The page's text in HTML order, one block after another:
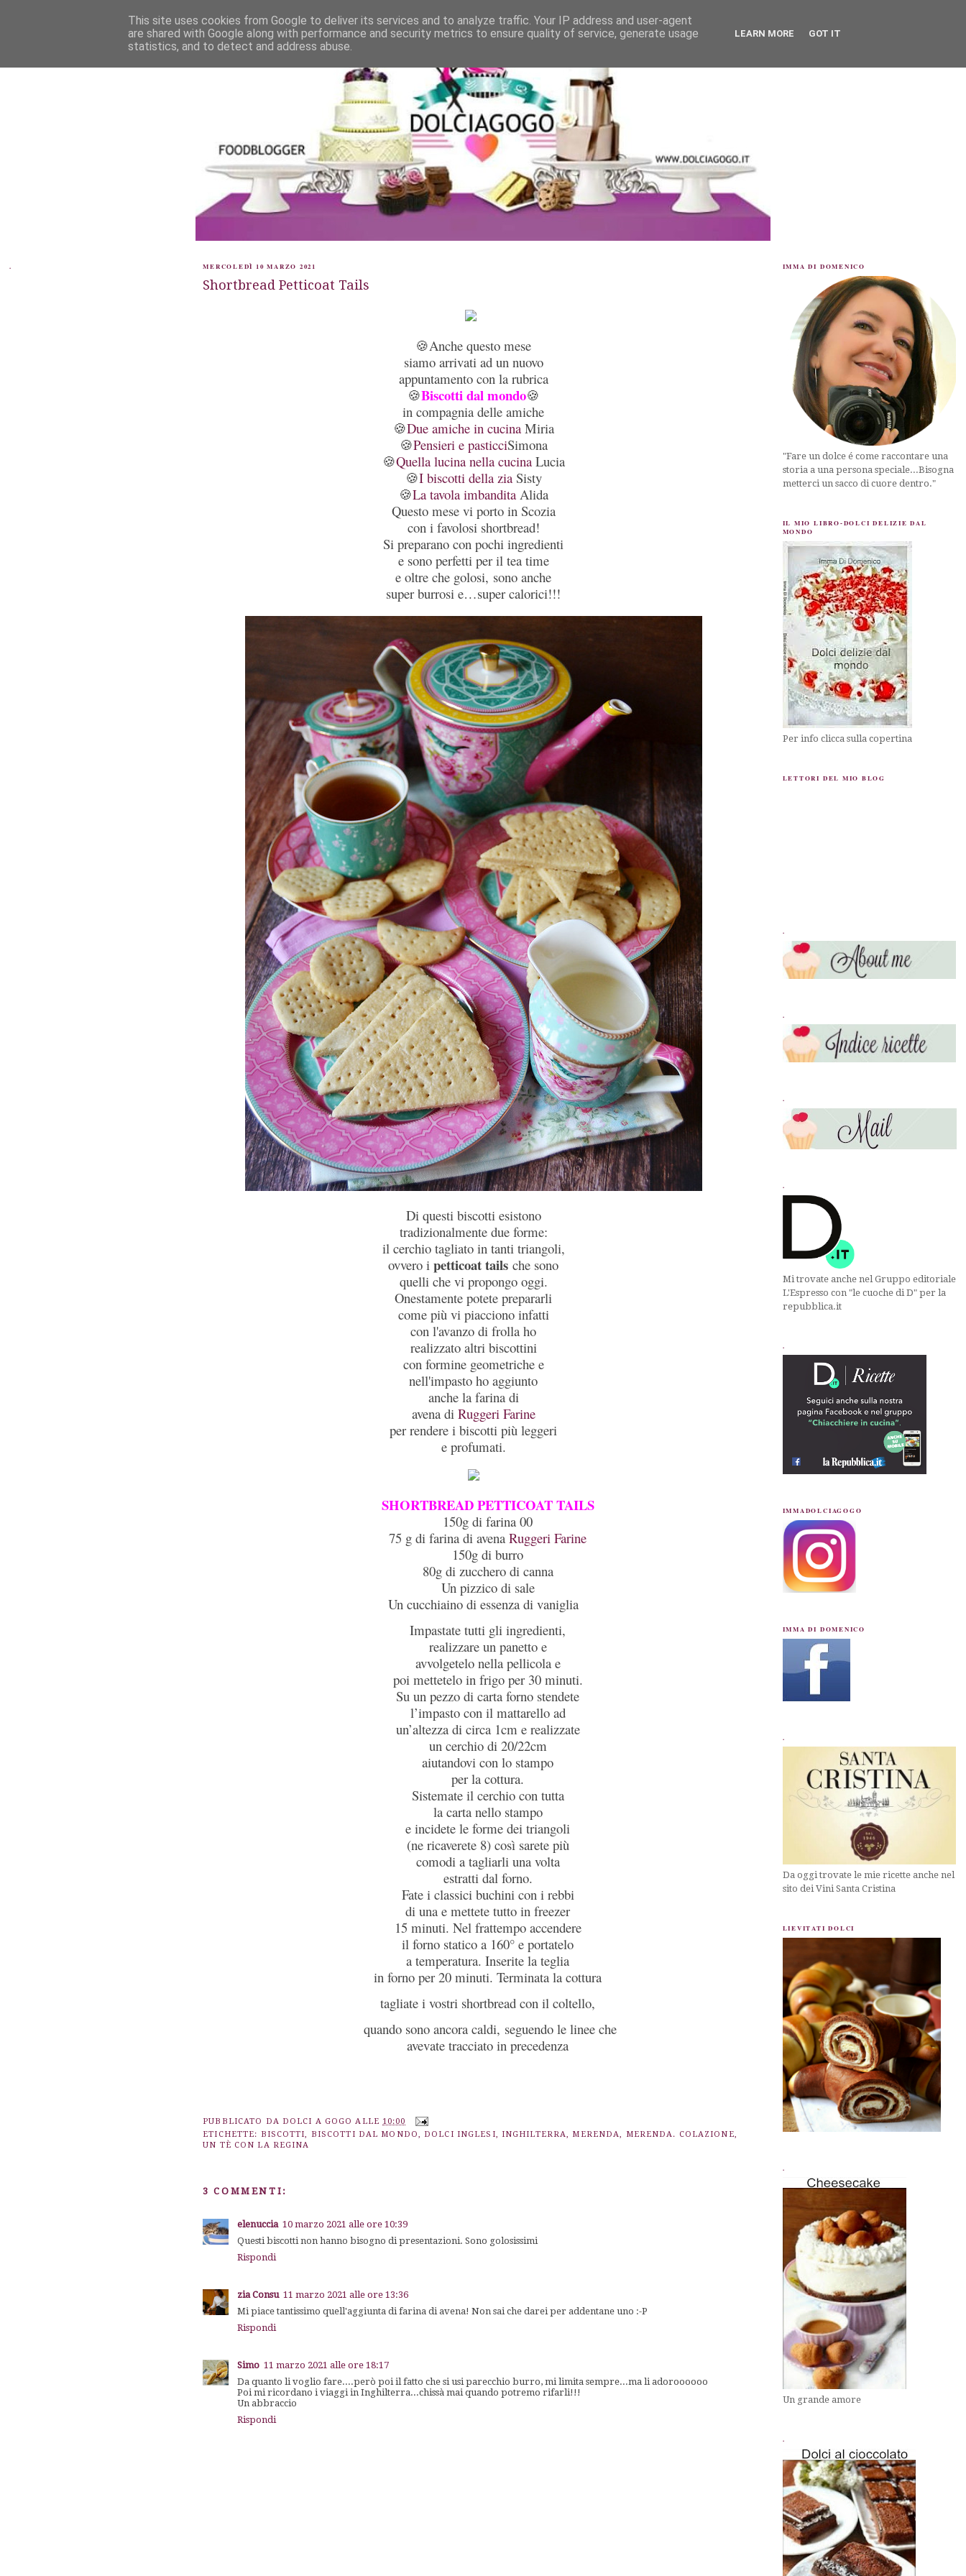
. MERCOLEDÌ 10 MARZO 2021
Shortbread Petticoat Tails
🍪Anche questo mese
siamo arrivati ad un nuovo
appuntamento con la rubrica
🍪Biscotti dal mondo🍪
in compagnia delle amiche
🍪Due amiche in cucinaMiria
🍪Pensieri e pasticciSimona
🍪Quella lucina nella cucinaLucia
🍪I biscotti della ziaSisty
🍪La tavola imbanditaAlida
Questo mese vi porto in Scozia
con i favolosi shortbread!
Si preparano con pochi ingredienti
e sono perfetti per il tea time
e oltre che golosi, sono anche
super burrosi e…super calorici!!!
Di questi biscotti esistono
tradizionalmente due forme:
il cerchio tagliato in tanti triangoli,
ovvero ipetticoat tails che sono
quelli che vi propongo oggi.
Onestamente potete prepararli
come più vi piacciono infatti
con l'avanzo di frolla ho
realizzato altri biscottini
con formine geometriche e
nell'impasto ho aggiunto
anche la farina di
avena di Ruggeri Farine
per rendere i biscotti più leggeri
e profumati.
SHORTBREAD PETTICOAT TAILS
150g di farina 00
75 g di farina di avenaRuggeri Farine
150g di burro
80g di zucchero di canna
Un pizzico di sale
Un cucchiaino di essenza di vaniglia
Impastate tutti gli ingredienti,
realizzare un panetto e
avvolgetelo nella pellicola e
poi mettetelo in frigo per 30 minuti.
Su un pezzo di carta forno stendete
l’impasto con il mattarello ad
un’altezza di circa 1cm e realizzate
un cerchio di 20/22cm
aiutandovi con lo stampo
per la cottura.
Sistemate il cerchio con tutta
la carta nello stampo
e incidete le forme dei triangoli
(ne ricaverete 8) così sarete più
comodi a tagliarli una volta
estratti dal forno.
Fate i classici buchini con i rebbi
di una e mettete tutto in freezer
15 minuti. Nel frattempo accendere
il forno statico a 160° e portatelo
a temperatura. Inserite la teglia
in forno per 20 minuti. Terminata la cottura
tagliate i vostri shortbread con il coltello,
quando sono ancora caldi, seguendo le linee che
avevate tracciato in precedenza
PUBBLICATO DA DOLCI A GOGO ALLE 10:00
ETICHETTE: BISCOTTI, BISCOTTI DAL MONDO, DOLCI INGLESI, INGHILTERRA, MERENDA, MERENDA. COLAZIONE,
UN TÈ CON LA REGINA
3 COMMENTI:
elenuccia 10 marzo 2021 alle ore 10:39
Questi biscotti non hanno bisogno di presentazioni. Sono golosissimi
Rispondi
zia Consu 11 marzo 2021 alle ore 13:36
Mi piace tantissimo quell'aggiunta di farina di avena! Non sai che darei per addentane uno :-P
Rispondi
Simo 11 marzo 2021 alle ore 18:17
Da quanto li voglio fare....però poi il fatto che si usi parecchio burro, mi limita sempre...ma li adoroooooo
Poi mi ricordano i viaggi in Inghilterra...chissà mai quando potremo rifarli!!!
Un abbraccio
Rispondi
IMMA DI DOMENICO
"Fare un dolce é come raccontare una
storia a una persona speciale...Bisogna
metterci un sacco di cuore dentro."
IL MIO LIBRO-DOLCI DELIZIE DAL
MONDO
Per info clicca sulla copertina
LETTORI DEL MIO BLOG
.
.
.
.
Mi trovate anche nel Gruppo editoriale
L'Espresso con "le cuoche di D" per la
repubblica.it
.
IMMADOLCIAGOGO
IMMA DI DOMENICO
.
Da oggi trovate le mie ricette anche nel
sito dei Vini Santa Cristina
LIEVITATI DOLCI
.
Un grande amore
.
This site uses cookies from Google to deliver its services and to analyze traffic. Your IP address and user-agent
are shared with Google along with performance and security metrics to ensure quality of service, generate usage
statistics, and to detect and address abuse.
LEARN MORE GOT IT